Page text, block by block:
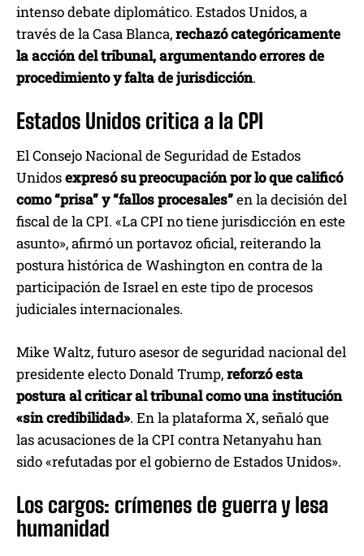
intenso debate diplomático. Estados Unidos, a
través de la Casa Blanca,rechazó categóricamente
la acción del tribunal, argumentando errores de
procedimiento y falta de jurisdicción.
Estados Unidos critica a la CPI
El Consejo Nacional de Seguridad de Estados
Unidosexpresó su preocupación por lo que calificó
como “prisa” y “fallos procesales”en la decisión del
fiscal de la CPI. «La CPI no tiene jurisdicción en este
asunto», afirmó un portavoz oficial, reiterando la
postura histórica de Washington en contra de la
participación de Israel en este tipo de procesos
judiciales internacionales.
Mike Waltz, futuro asesor de seguridad nacional del
presidente electo Donald Trump,reforzó esta
postura al criticar al tribunal como una institución
«sin credibilidad». En la plataforma X, señaló que
las acusaciones de la CPI contra Netanyahu han
sido «refutadas por el gobierno de Estados Unidos».
Los cargos: crímenes de guerra y lesa
humanidad